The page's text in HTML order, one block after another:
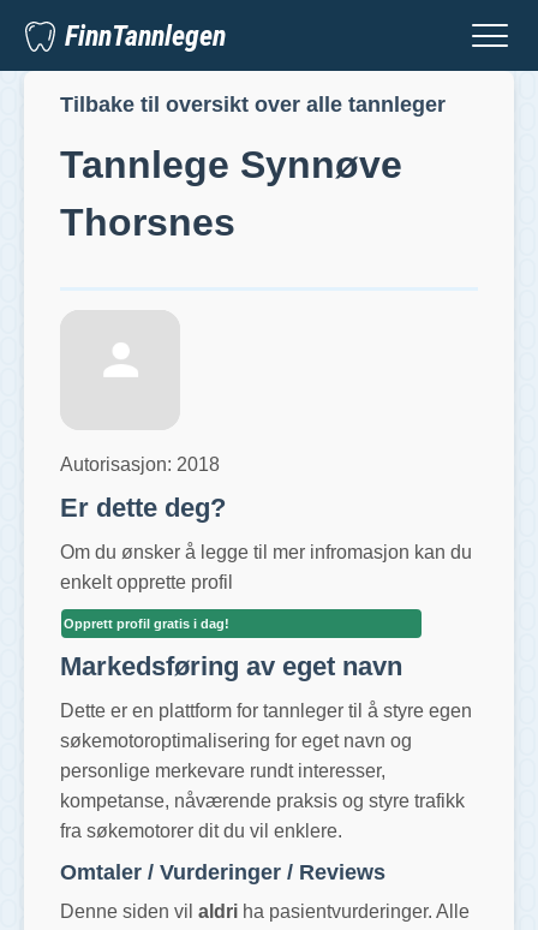
FinnTannlegen
Tilbake til oversikt over alle tannleger
Tannlege Synnøve
Thorsnes
Autorisasjon: 2018
Er dette deg?
Om du ønsker å legge til mer infromasjon kan du
enkelt opprette profil
Opprett profil gratis i dag!
Markedsføring av eget navn
Dette er en plattform for tannleger til å styre egen
søkemotoroptimalisering for eget navn og
personlige merkevare rundt interesser,
kompetanse, nåværende praksis og styre trafikk
fra søkemotorer dit du vil enklere.
Omtaler / Vurderinger / Reviews
Denne siden vil aldri ha pasientvurderinger. Alle